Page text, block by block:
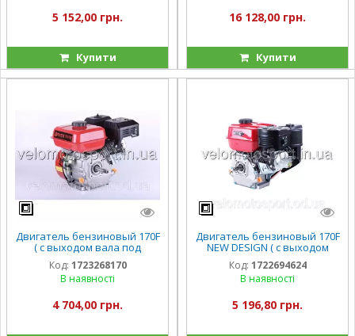
5 152,00 грн.
Купити
16 128,00 грн.
Купити
Двигатель бензиновый 170F
( с выходом вала под
резьбу , 18 мм) 7 л.с.
Код: 1723268170
В наявності
4 704,00 грн.
Двигатель бензиновый 170F
NEW DESIGN ( с выходом
вала под шпонку, 19 мм) 7
л.с.
Код: 1722694624
В наявності
5 196,80 грн.